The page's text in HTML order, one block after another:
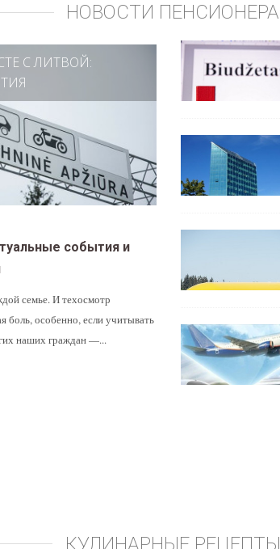
НОВОСТИ ПЕНСИОНЕРА
С ЛИТВОЙ:
события и
семье. И техосмотр
боль, особенно, если учитывать
наших граждан —...
КУЛИНАРНЫЕ РЕЦЕПТЫ